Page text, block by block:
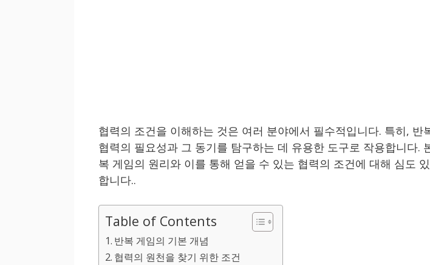
협력의 조건을 이해하는 것은 여러 분야에서 필수적입니다. 특히, 반
협력의 필요성과 그 동기를 탐구하는 데 유용한 도구로 작용합니다.
복 게임의 원리와 이를 통해 얻을 수 있는 협력의 조건에 대해 심도
합니다..
Table of Contents
반복 게임의 기본 개념
협력의 원천을 찾기 위한 조건